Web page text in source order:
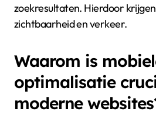
zoekresultaten. Hierdoor
zichtbaarheid en verkeer.
Waarom is
optimalisatie
moderne